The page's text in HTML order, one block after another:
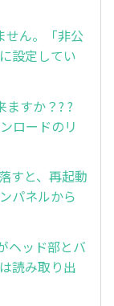
せん。「非公
設定してい
すか？? ?
ロードのリ
すと、再起動
パネルから
ヘッド部とバ
読み取り出